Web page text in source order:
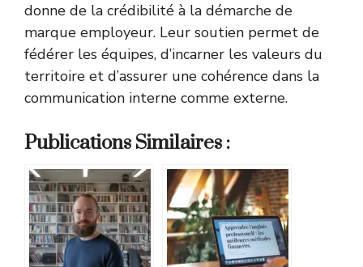
donne de la crédibilité à la démarche de
marque employeur. Leur soutien permet de
fédérer les équipes, d’incarner les valeurs du
territoire et d’assurer une cohérence dans la
communication interne comme externe.
Publications Similaires :